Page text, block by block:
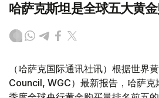
哈萨克斯坦是全球五大黄
（哈萨克国际通讯社讯）根据世界
Council, WGC）最新报告，哈萨